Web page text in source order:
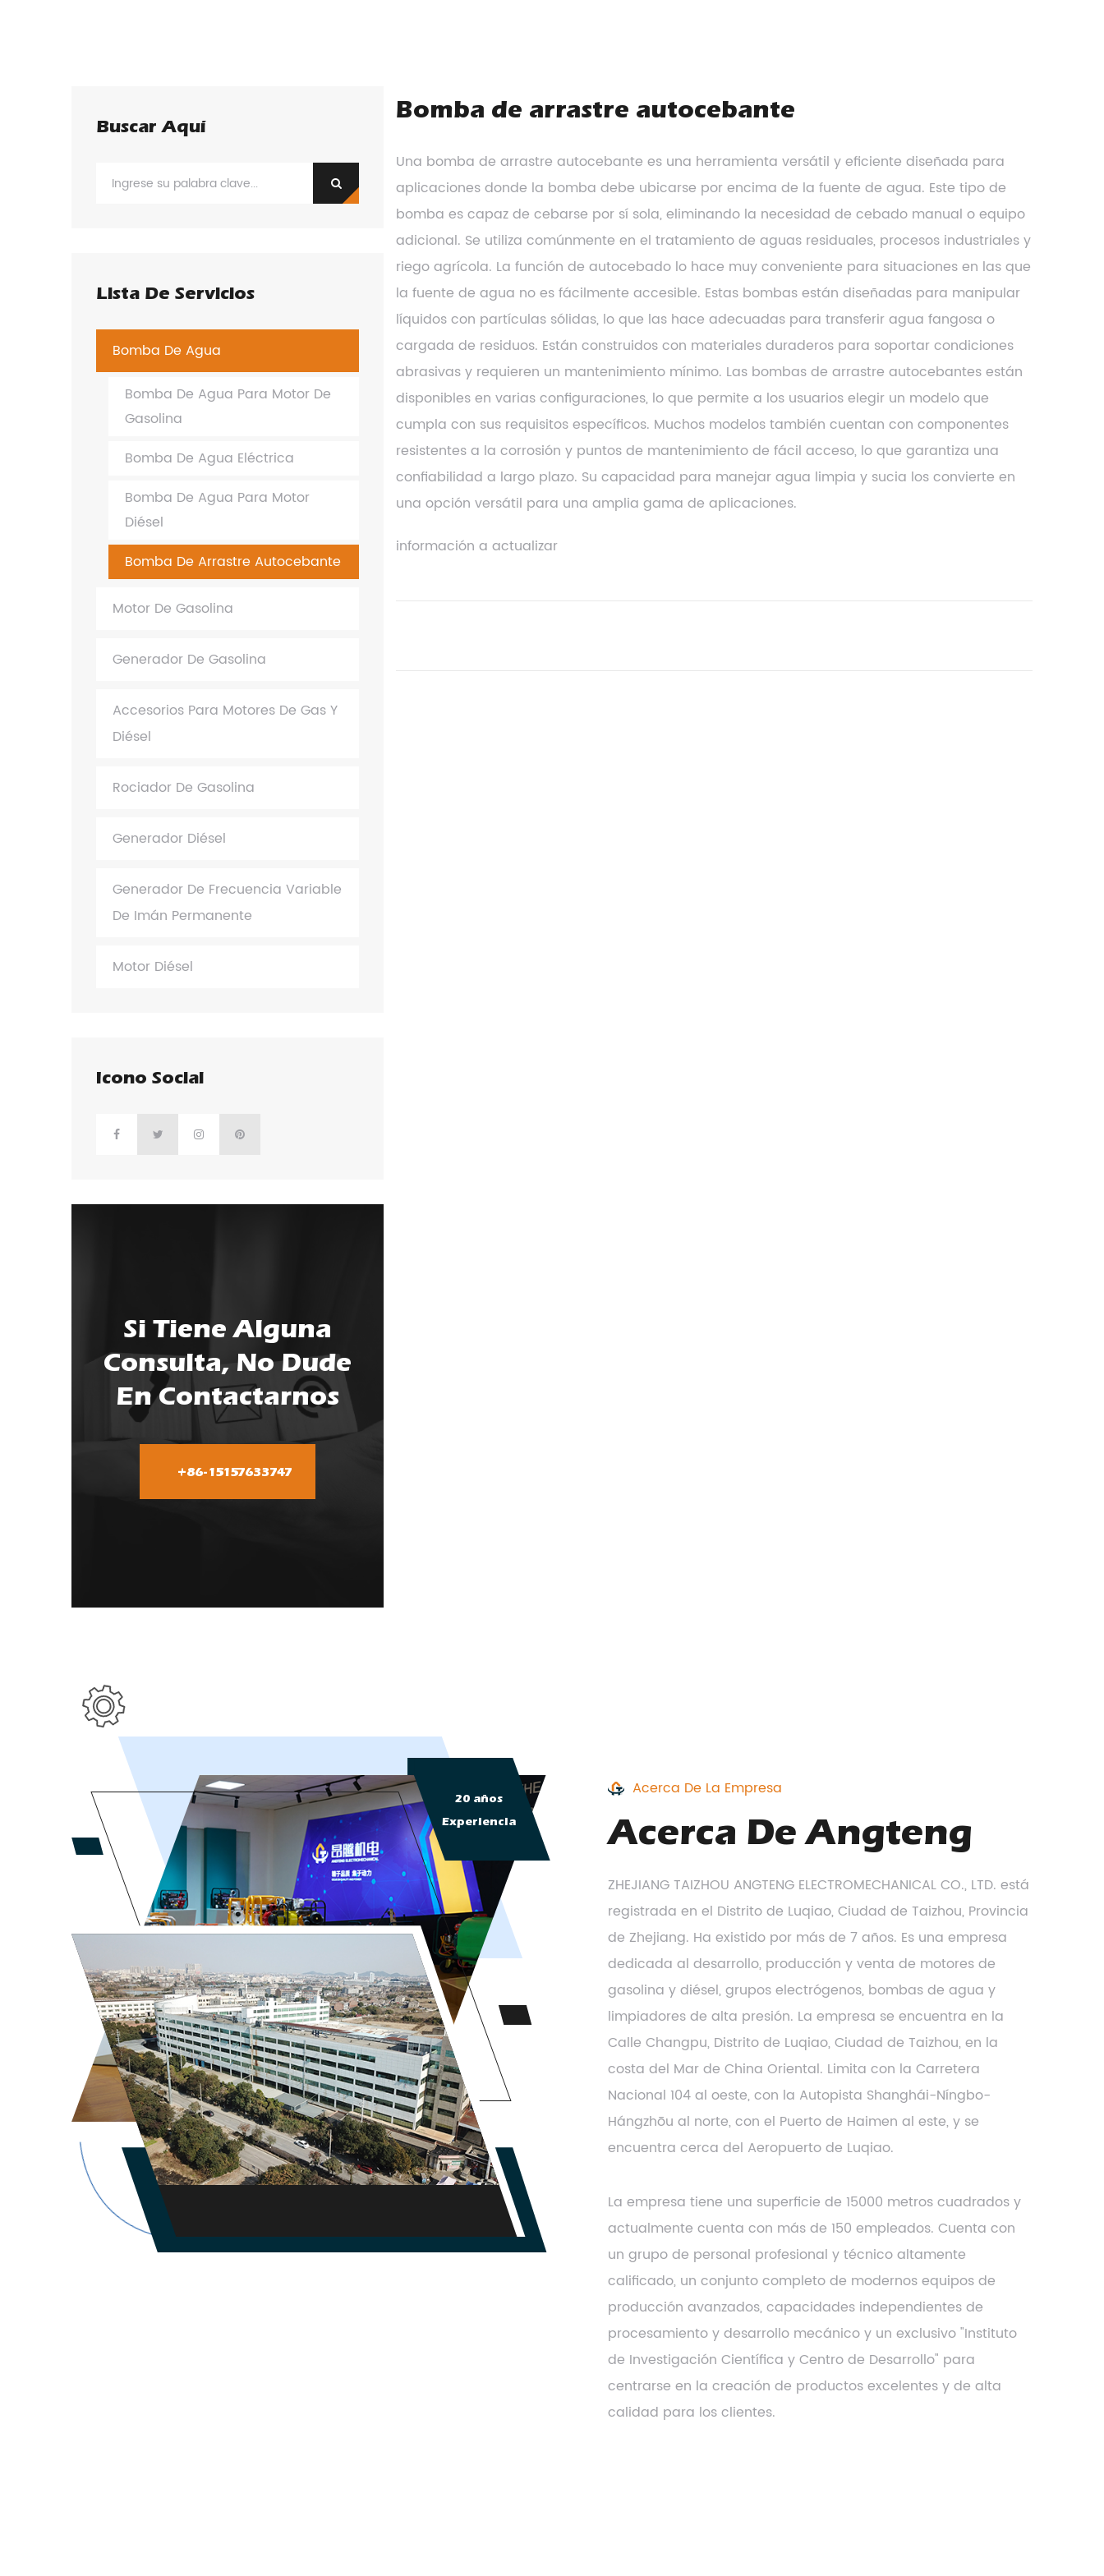
Buscar Aquí
Lista De Servicios
Bomba De Agua
Bomba De Agua Para Motor De
Gasolina
Bomba De Agua Eléctrica
Bomba De Agua Para Motor
Diésel
Bomba De Arrastre Autocebante
Motor De Gasolina
Generador De Gasolina
Accesorios Para Motores De Gas Y
Diésel
Rociador De Gasolina
Generador Diésel
Generador De Frecuencia Variable
De Imán Permanente
Motor Diésel
Icono Social
Si Tiene Alguna
Consulta, No Dude
En Contactarnos
+86-15157633747
Bomba de arrastre autocebante
Una bomba de arrastre autocebante es una herramienta versátil y eficiente diseñada para
aplicaciones donde la bomba debe ubicarse por encima de la fuente de agua. Este tipo de
bomba es capaz de cebarse por sí sola, eliminando la necesidad de cebado manual o equipo
adicional. Se utiliza comúnmente en el tratamiento de aguas residuales, procesos industriales y
riego agrícola. La función de autocebado lo hace muy conveniente para situaciones en las que
la fuente de agua no es fácilmente accesible. Estas bombas están diseñadas para manipular
líquidos con partículas sólidas, lo que las hace adecuadas para transferir agua fangosa o
cargada de residuos. Están construidos con materiales duraderos para soportar condiciones
abrasivas y requieren un mantenimiento mínimo. Las bombas de arrastre autocebantes están
disponibles en varias configuraciones, lo que permite a los usuarios elegir un modelo que
cumpla con sus requisitos específicos. Muchos modelos también cuentan con componentes
resistentes a la corrosión y puntos de mantenimiento de fácil acceso, lo que garantiza una
confiabilidad a largo plazo. Su capacidad para manejar agua limpia y sucia los convierte en
una opción versátil para una amplia gama de aplicaciones.
información a actualizar
20 años
Experiencia
Acerca De La Empresa
Acerca De Angteng
ZHEJIANG TAIZHOU ANGTENG ELECTROMECHANICAL CO., LTD. está
registrada en el Distrito de Luqiao, Ciudad de Taizhou, Provincia
de Zhejiang. Ha existido por más de 7 años. Es una empresa
dedicada al desarrollo, producción y venta de motores de
gasolina y diésel, grupos electrógenos, bombas de agua y
limpiadores de alta presión. La empresa se encuentra en la
Calle Changpu, Distrito de Luqiao, Ciudad de Taizhou, en la
costa del Mar de China Oriental. Limita con la Carretera
Nacional 104 al oeste, con la Autopista Shanghái-Níngbo-
Hángzhōu al norte, con el Puerto de Haimen al este, y se
encuentra cerca del Aeropuerto de Luqiao.
La empresa tiene una superficie de 15000 metros cuadrados y
actualmente cuenta con más de 150 empleados. Cuenta con
un grupo de personal profesional y técnico altamente
calificado, un conjunto completo de modernos equipos de
producción avanzados, capacidades independientes de
procesamiento y desarrollo mecánico y un exclusivo "Instituto
de Investigación Científica y Centro de Desarrollo" para
centrarse en la creación de productos excelentes y de alta
calidad para los clientes.